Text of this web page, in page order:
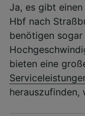
Ja, es gibt
Hbf nach
benötigen
bieten eine
herauszufinden,